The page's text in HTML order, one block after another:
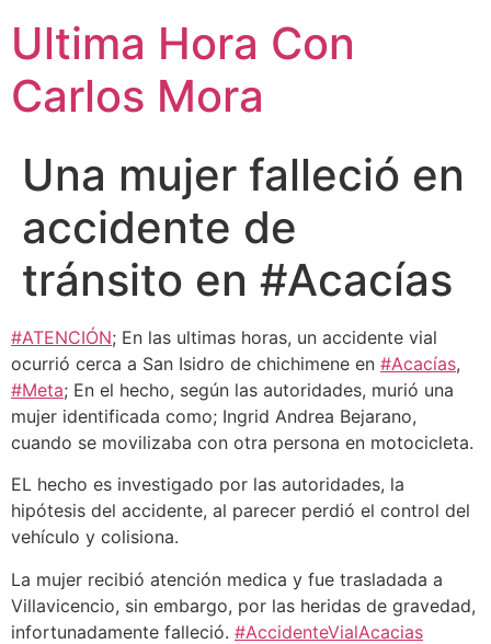
Ultima Hora Con
Carlos Mora
Una mujer falleció en
accidente de
tránsito en #Acacías
#ATENCIÓN; En las ultimas horas, un accidente vial
ocurrió cerca a San Isidro de chichimene en #Acacías,
#Meta; En el hecho, según las autoridades, murió una
mujer identificada como; Ingrid Andrea Bejarano,
cuando se movilizaba con otra persona en motocicleta.
EL hecho es investigado por las autoridades, la
hipótesis del accidente, al parecer perdió el control del
vehículo y colisiona.
La mujer recibió atención medica y fue trasladada a
Villavicencio, sin embargo, por las heridas de gravedad,
infortunadamente falleció. #AccidenteVialAcacias